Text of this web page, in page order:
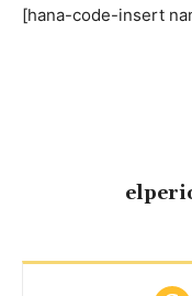
[hana-code-insert